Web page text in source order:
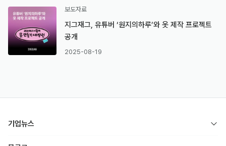
보도자료
지그재그, 유튜버 ‘원지의하루’와 옷 제작 프로젝트
공개
2025-08-19
기업뉴스